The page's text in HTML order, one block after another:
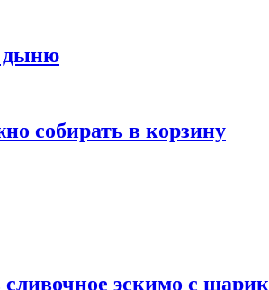
дыню
собирать в корзину
эскимо с